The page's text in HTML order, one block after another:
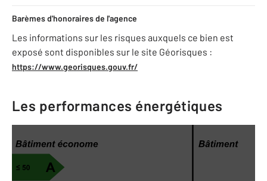
Barèmes d'honoraires de l'agence
Les informations sur les risques auxquels ce bien est
exposé sont disponibles sur le site Géorisques :
https://www.georisques.gouv.fr/
Les performances énergétiques